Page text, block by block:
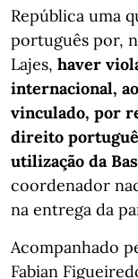
República uma
português por,
Lajes, haver
internacional,
vinculado, por
direito
utilização da
coordenador
na entrega da
Acompanhado
Fabian